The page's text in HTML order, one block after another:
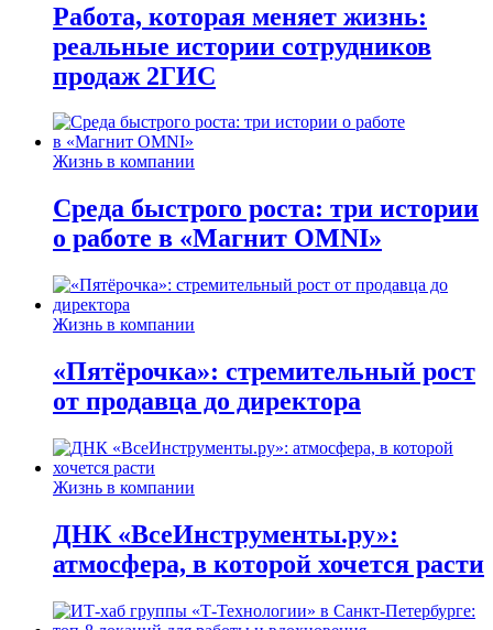
Работа, которая меняет жизнь:
реальные истории сотрудников
продаж 2ГИС
Жизнь в компании
Среда быстрого роста: три истории
о работе в «Магнит OMNI»
Жизнь в компании
«Пятёрочка»: стремительный рост
от продавца до директора
Жизнь в компании
ДНК «ВсеИнструменты.ру»:
атмосфера, в которой хочется расти